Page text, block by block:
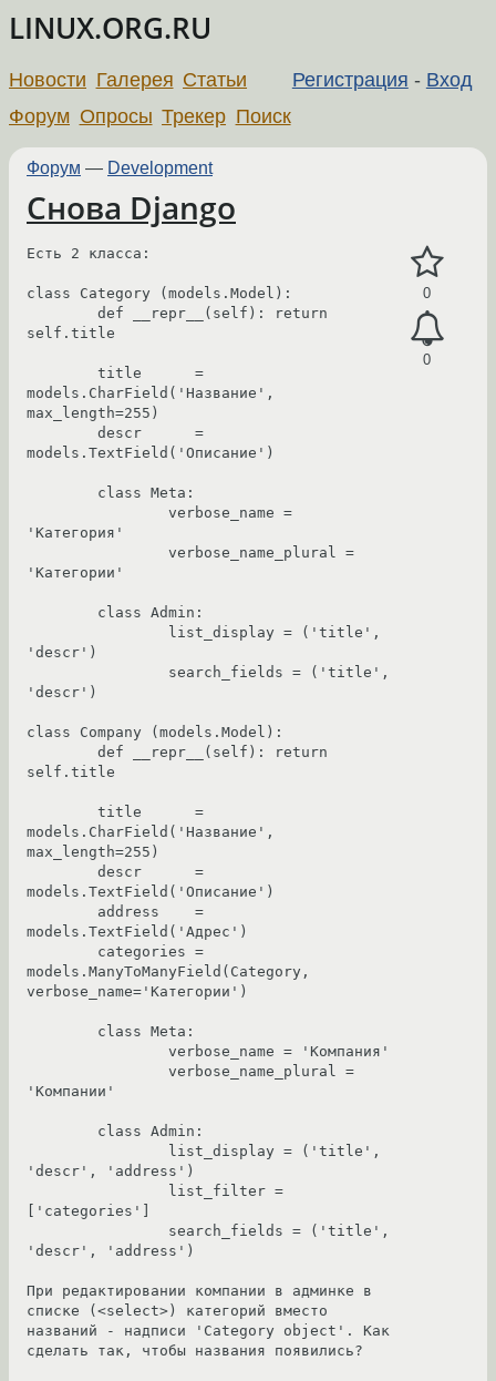
LINUX.ORG.RU
Регистрация - Вход
Новости Галерея Статьи
Форум Опросы Трекер Поиск
Форум — Development
Снова Django
0
0
Есть 2 класса:
class Category (models.Model):
self.title
models.CharField('Название',
max_length=255)
models.TextField('Описание')
'Категория'
'Категории'
'descr')
'descr')
class Company (models.Model):
self.title
models.CharField('Название',
max_length=255)
models.TextField('Описание')
models.TextField('Адрес')
models.ManyToManyField(Category,
verbose_name='Категории')
'Компании'
'descr', 'address')
['categories']
'descr', 'address')
При редактировании компании в админке в
списке (<select>) категорий вместо
названий - надписи 'Category object'. Как
сделать так, чтобы названия появились?